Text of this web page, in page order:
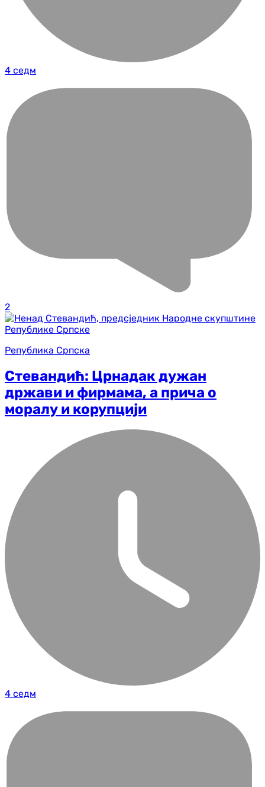
4 седм
2
Република Српска
Стевандић: Црнадак дужан
држави и фирмама, а прича о
моралу и корупцији
4 седм